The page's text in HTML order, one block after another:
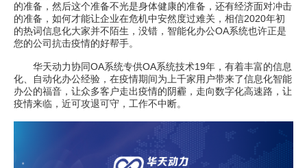
的准备，然后这个准备不光是身体健康的准备，还有经济面对冲击
的准备，如何才能让企业在危机中安然度过难关，相信2020年初
的热词信息化大家并不陌生，没错，智能化办公OA系统也许正是
您的公司抗击疫情的好帮手。
华天动力协同OA系统专供OA系统技术19年，有着丰富的信息
化、自动化办公经验，在疫情期间为上千家用户带来了信息化智能
办公的福音，让众多客户走出疫情的阴霾，走向数字化高速路，让
疫情来临，近可攻退可守，工作不中断。